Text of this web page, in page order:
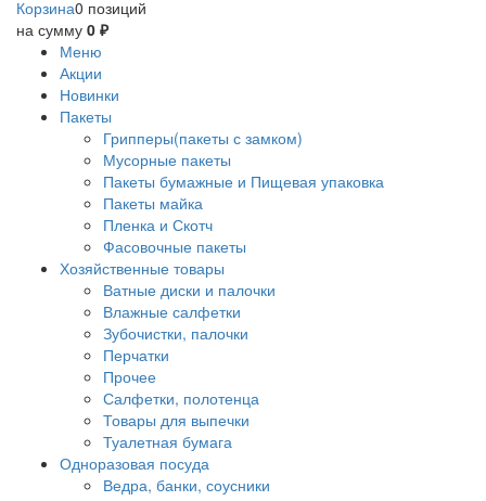
Корзина0 позиций
на сумму 0 ₽
Меню
Акции
Новинки
Пакеты
Грипперы(пакеты с замком)
Мусорные пакеты
Пакеты бумажные и Пищевая упаковка
Пакеты майка
Пленка и Скотч
Фасовочные пакеты
Хозяйственные товары
Ватные диски и палочки
Влажные салфетки
Зубочистки, палочки
Перчатки
Прочее
Салфетки, полотенца
Товары для выпечки
Туалетная бумага
Одноразовая посуда
Ведра, банки, соусники